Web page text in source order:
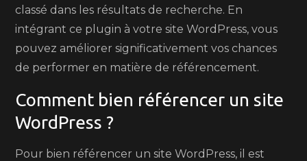
classé dans les résultats de recherche. En
intégrant ce plugin à votre site WordPress, vous
pouvez améliorer significativement vos chances
de performer en matière de référencement.
Comment bien référencer un site
WordPress ?
Pour bien référencer un site WordPress, il est